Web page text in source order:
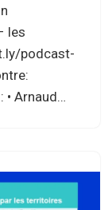
les
podcast-
Arnaud…